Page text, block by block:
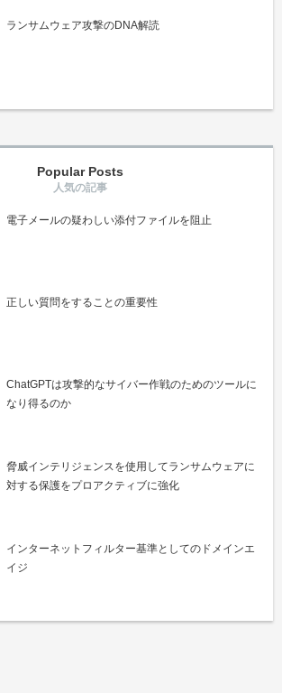
ランサムウェア攻撃のDNA解読
Popular Posts
電子メールの疑わしい添付ファイルを阻止
正しい質問をすることの重要性
ChatGPTは攻撃的なサイバー作戦のためのツールに
なり得るのか
脅威インテリジェンスを使用してランサムウェアに
対する保護をプロアクティブに強化
インターネットフィルター基準としてのドメインエ
イジ